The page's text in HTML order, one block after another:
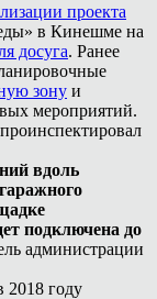
проекта
в Кинешме на
досуга. Ранее
зону и
мероприятий.
вдоль
подключена до
администрации
2018 году